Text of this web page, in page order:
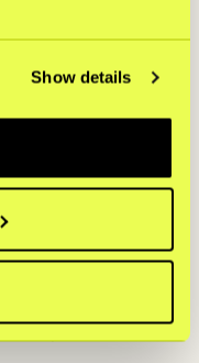
Show details
Payments i
hjelper forhandlere
å vokse gjennom en
transparent og
og kundenes